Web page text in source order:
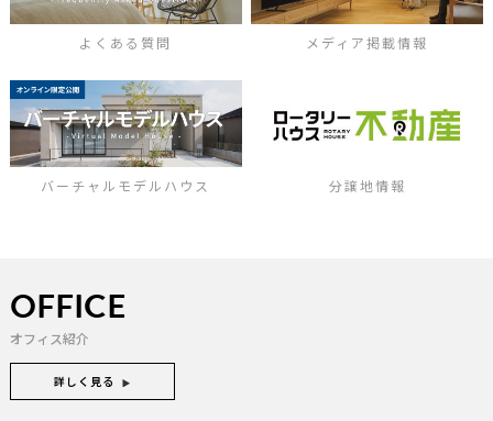
よくある質問 メディア掲載情報
バーチャルモデルハウス 分譲地情報
OFFICE
オフィス紹介
詳しく見る